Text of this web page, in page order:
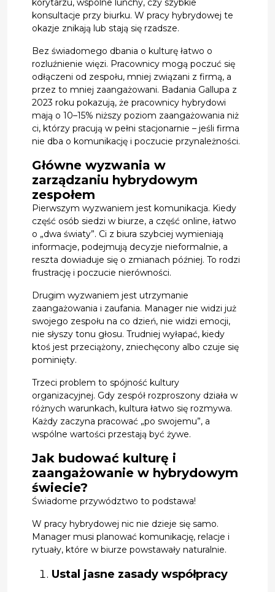
korytarzu, wspólne lunchy, czy szybkie
konsultacje przy biurku. W pracy hybrydowej te
okazje znikają lub stają się rzadsze.
Bez świadomego dbania o kulturę łatwo o
rozluźnienie więzi. Pracownicy mogą poczuć się
odłączeni od zespołu, mniej związani z firmą, a
przez to mniej zaangażowani. Badania Gallupa z
2023 roku pokazują, że pracownicy hybrydowi
mają o 10–15% niższy poziom zaangażowania niż
ci, którzy pracują w pełni stacjonarnie – jeśli firma
nie dba o komunikację i poczucie przynależności.
Główne wyzwania w
zarządzaniu hybrydowym
zespołem
Pierwszym wyzwaniem jest komunikacja. Kiedy
część osób siedzi w biurze, a część online, łatwo
o „dwa światy”. Ci z biura szybciej wymieniają
informacje, podejmują decyzje nieformalnie, a
reszta dowiaduje się o zmianach później. To rodzi
frustrację i poczucie nierówności.
Drugim wyzwaniem jest utrzymanie
zaangażowania i zaufania. Manager nie widzi już
swojego zespołu na co dzień, nie widzi emocji,
nie słyszy tonu głosu. Trudniej wyłapać, kiedy
ktoś jest przeciążony, zniechęcony albo czuje się
pominięty.
Trzeci problem to spójność kultury
organizacyjnej. Gdy zespół rozproszony działa w
różnych warunkach, kultura łatwo się rozmywa.
Każdy zaczyna pracować „po swojemu”, a
wspólne wartości przestają być żywe.
Jak budować kulturę i
zaangażowanie w hybrydowym
świecie?
Świadome przywództwo to podstawa!
W pracy hybrydowej nic nie dzieje się samo.
Manager musi planować komunikację, relacje i
rytuały, które w biurze powstawały naturalnie.
Ustal jasne zasady współpracy